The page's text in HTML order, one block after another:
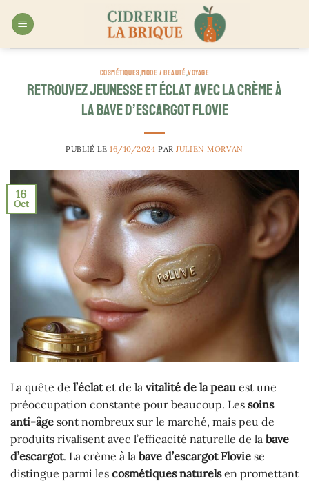
COSMÉTIQUES,MODE / BEAUTÉ,VOYAGE
Retrouvez jeunesse et éclat avec la crème à
la bave d’escargot Flovie
PUBLIÉ LE 16/10/2024 PAR JULIEN MORVAN
16
Oct
La quête de l’éclatet de la vitalité de la peau est une
préoccupation constante pour beaucoup. Les soins
anti-âge sont nombreux sur le marché, mais peu de
produits rivalisent avec l’efficacité naturelle de la bave
d’escargot. La crème à la bave d’escargot Flovie se
distingue parmi les cosmétiques naturelsen promettant